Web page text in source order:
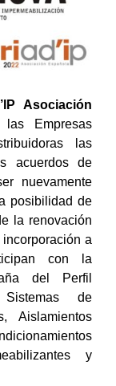
Asociación
Empresas
las
acuerdos de
nuevamente
posibilidad de
la renovación
a
con la
del Perfil
de
Aislamientos
y